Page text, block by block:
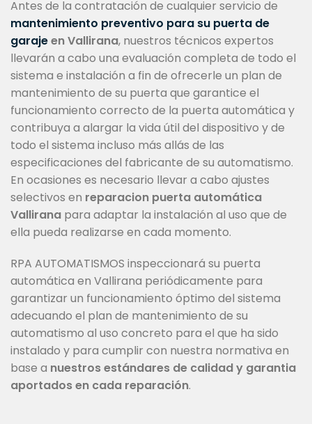
Antes de la contratación de cualquier servicio de
mantenimiento preventivo para su puerta de
garajeen Vallirana, nuestros técnicos expertos
llevarán a cabo una evaluación completa de todo el
sistema e instalación a fin de ofrecerle un plan de
mantenimiento de su puerta que garantice el
funcionamiento correcto de la puerta automática y
contribuya a alargar la vida útil del dispositivo y de
todo el sistema incluso más allás de las
especificaciones del fabricante de su automatismo.
En ocasiones es necesario llevar a cabo ajustes
selectivos en reparacion puerta automática
Vallirana para adaptar la instalación al uso que de
ella pueda realizarse en cada momento.
RPA AUTOMATISMOS inspeccionará su puerta
automática en Vallirana periódicamente para
garantizar un funcionamiento óptimo del sistema
adecuando el plan de mantenimiento de su
automatismo al uso concreto para el que ha sido
instalado y para cumplir con nuestra normativa en
base a nuestros estándares de calidad y garantia
aportados en cada reparación.